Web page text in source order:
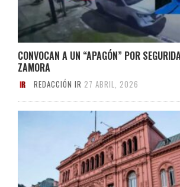
CONVOCAN A UN “APAGÓN” POR
ZAMORA
REDACCIÓN IR 27 ABRIL, 2026